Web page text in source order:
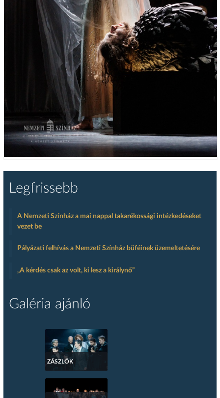
Legfrissebb
A Nemzeti Színház a mai nappal takarékossági intézkedéseket
vezet be
Pályázati felhívás a Nemzeti Színház büféinek üzemeltetésére
„A kérdés csak az volt, ki lesz a királynő”
Galéria ajánló
ZÁSZLÓK